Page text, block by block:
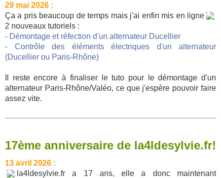
29 mai 2026 :
Ça a pris beaucoup de temps mais j'ai enfin mis en ligne
2 nouveaux tutoriels :
- Démontage et réfection d'un alternateur Ducellier
- Contrôle des éléments électriques d'un alternateur
(Ducellier ou Paris-Rhône)
Il reste encore à finaliser le tuto pour le démontage d'un
alternateur Paris-Rhône/Valéo, ce que j'espère pouvoir faire
assez vite.
17ème anniversaire de la4ldesylvie.fr!
13 avril 2026 :
la4ldesylvie.fr a 17 ans, elle a donc maintenant